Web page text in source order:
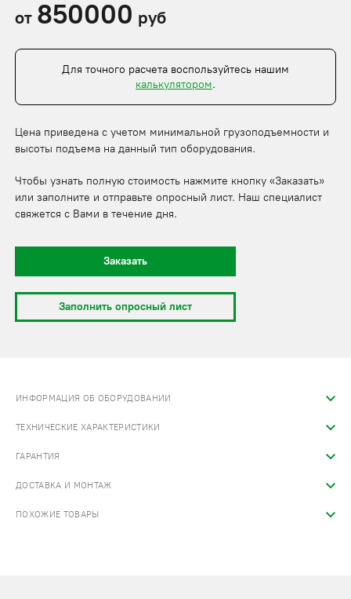
от 850000 руб
Для точного расчета воспользуйтесь нашим
калькулятором.
Цена приведена с учетом минимальной грузоподъемности и
высоты подъема на данный тип оборудования.
Чтобы узнать полную стоимость нажмите кнопку «Заказать»
или заполните и отправьте опросный лист. Наш специалист
свяжется с Вами в течение дня.
Заказать
Заполнить опросный лист
ИНФОРМАЦИЯ ОБ ОБОРУДОВАНИИ
ТЕХНИЧЕСКИЕ ХАРАКТЕРИСТИКИ
ГАРАНТИЯ
ДОСТАВКА И МОНТАЖ
ПОХОЖИЕ ТОВАРЫ